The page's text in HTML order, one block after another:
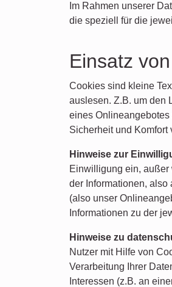
Im Rahmen unserer
die speziell für die
Einsatz
Cookies sind kleine
auslesen. Z.B. um den
eines
Sicherheit und
Hinweise zur
Einwilligung ein, außer
der Informationen,
(also unser
Informationen zu der
Hinweise zu
Nutzer mit Hilfe von
Verarbeitung Ihrer
Interessen (z.B. an